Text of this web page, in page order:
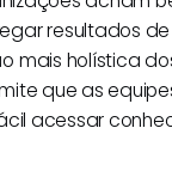
resultados
holística
que as
acessar